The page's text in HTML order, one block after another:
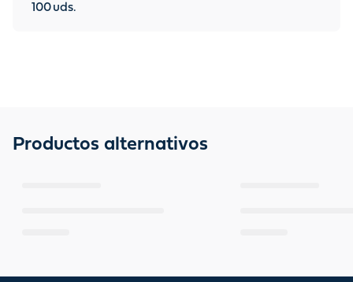
100 uds.
Productos alternativos